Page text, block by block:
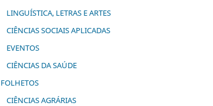
LINGUÍSTICA, LETRAS E ARTES
CIÊNCIAS SOCIAIS APLICADAS
EVENTOS
CIÊNCIAS DA SAÚDE
FOLHETOS
CIÊNCIAS AGRÁRIAS